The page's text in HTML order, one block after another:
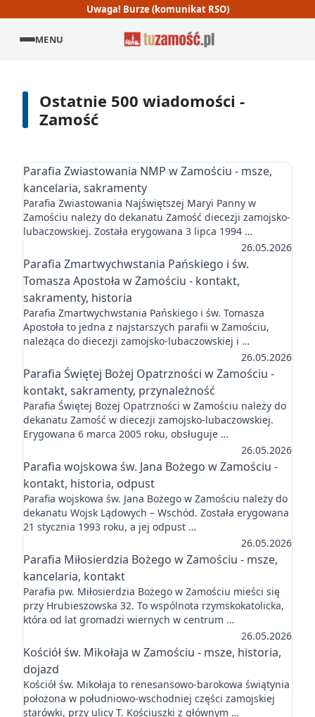
Uwaga! Burze (komunikat RSO)
MENU
Ostatnie 500 wiadomości -
Zamość
Parafia Zwiastowania NMP w Zamościu - msze,
kancelaria, sakramenty
Parafia Zwiastowania Najświętszej Maryi Panny w
Zamościu należy do dekanatu Zamość diecezji zamojsko-
lubaczowskiej. Została erygowana 3 lipca 1994 …
26.05.2026
Parafia Zmartwychwstania Pańskiego i św.
Tomasza Apostoła w Zamościu - kontakt,
sakramenty, historia
Parafia Zmartwychwstania Pańskiego i św. Tomasza
Apostoła to jedna z najstarszych parafii w Zamościu,
należąca do diecezji zamojsko-lubaczowskiej i …
26.05.2026
Parafia Świętej Bożej Opatrzności w Zamościu -
kontakt, sakramenty, przynależność
Parafia Świętej Bożej Opatrzności w Zamościu należy do
dekanatu Zamość w diecezji zamojsko-lubaczowskiej.
Erygowana 6 marca 2005 roku, obsługuje …
26.05.2026
Parafia wojskowa św. Jana Bożego w Zamościu -
kontakt, historia, odpust
Parafia wojskowa św. Jana Bożego w Zamościu należy do
dekanatu Wojsk Lądowych – Wschód. Została erygowana
21 stycznia 1993 roku, a jej odpust …
26.05.2026
Parafia Miłosierdzia Bożego w Zamościu - msze,
kancelaria, kontakt
Parafia pw. Miłosierdzia Bożego w Zamościu mieści się
przy Hrubieszowska 32. To wspólnota rzymskokatolicka,
która od lat gromadzi wiernych w centrum …
26.05.2026
Kościół św. Mikołaja w Zamościu - msze, historia,
dojazd
Kościół św. Mikołaja to renesansowo-barokowa świątynia
położona w południowo-wschodniej części zamojskiej
starówki, przy ulicy T. Kościuszki z głównym …